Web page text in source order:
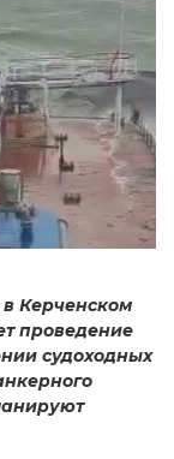
Керченском
проведение
судоходных